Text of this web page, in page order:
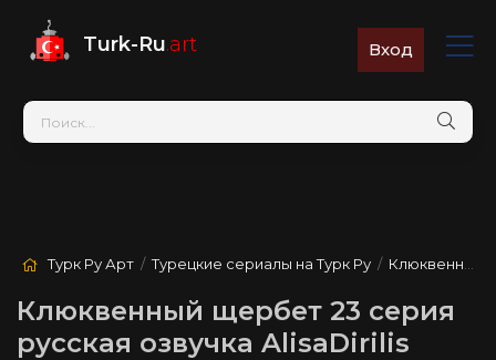
Turk-Ru.art Вход
Турк Ру Арт /Турецкие сериалы на Турк Ру / Клюквенный щербет
Клюквенный щербет 23 серия
русская озвучка AlisaDirilis